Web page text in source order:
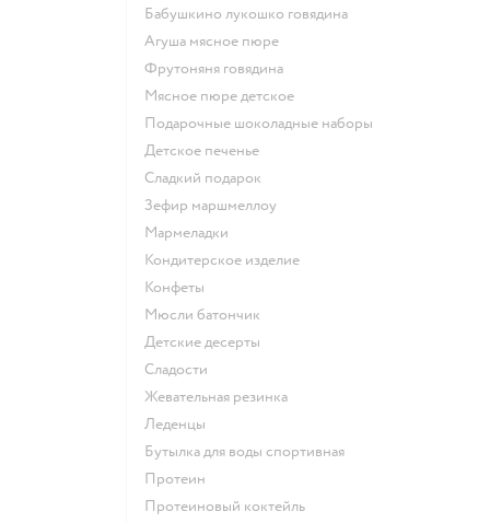
бабушкино лукошко говядина
агуша мясное пюре
фрутоняня говядина
мясное пюре детское
подарочные шоколадные наборы
детское печенье
сладкий подарок
зефир маршмеллоу
мармеладки
кондитерское изделие
конфеты
мюсли батончик
детские десерты
сладости
жевательная резинка
леденцы
Бутылка для воды спортивная
Протеин
Протеиновый коктейль